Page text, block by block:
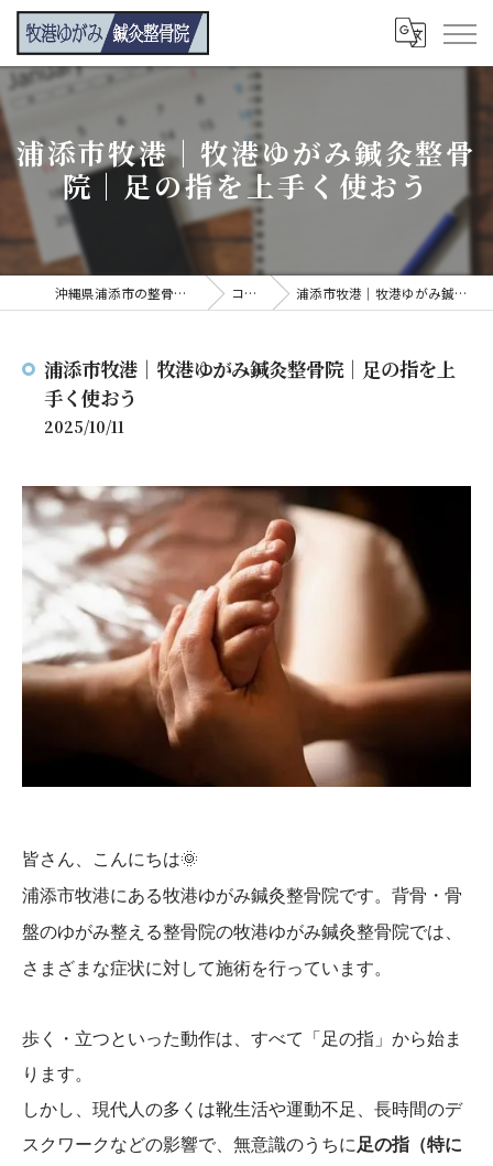
浦添市牧港｜牧港ゆがみ鍼灸整骨
院｜足の指を上手く使おう
沖縄県浦添市の整骨院なら牧港ゆがみ鍼灸整骨院 コンテンツ 浦添市牧港｜牧港ゆがみ鍼灸整骨院｜足の指を上手く使おう
浦添市牧港｜牧港ゆがみ鍼灸整骨院｜足の指を上
手く使おう
2025/10/11
皆さん、こんにちは🌞
浦添市牧港にある牧港ゆがみ鍼灸整骨院です。背骨・骨
盤のゆがみ整える整骨院の牧港ゆがみ鍼灸整骨院では、
さまざまな症状に対して施術を行っています。
歩く・立つといった動作は、すべて「足の指」から始ま
ります。
しかし、現代人の多くは靴生活や運動不足、長時間のデ
スクワークなどの影響で、無意識のうちに 足の指（特に